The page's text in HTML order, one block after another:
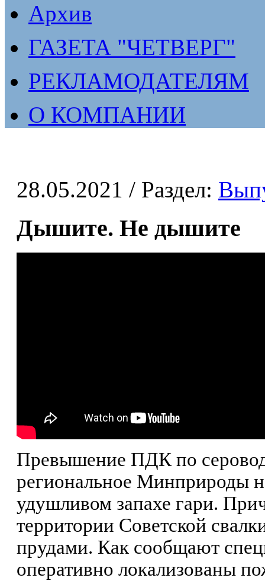
Архив
ГАЗЕТА "ЧЕТВЕРГ"
РЕКЛАМОДАТЕЛЯМ
О КОМПАНИИ
28.05.2021 / Раздел:
Дышите. Не дышите
Превышение ПДК по
региональное Минприроды
удушливом запахе гари.
территории Советской
прудами. Как сообщают
оперативно локализованы